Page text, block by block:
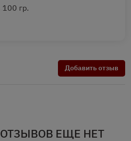
100 гр.
Добавить отзыв
ОТЗЫВОВ ЕЩЕ НЕТ